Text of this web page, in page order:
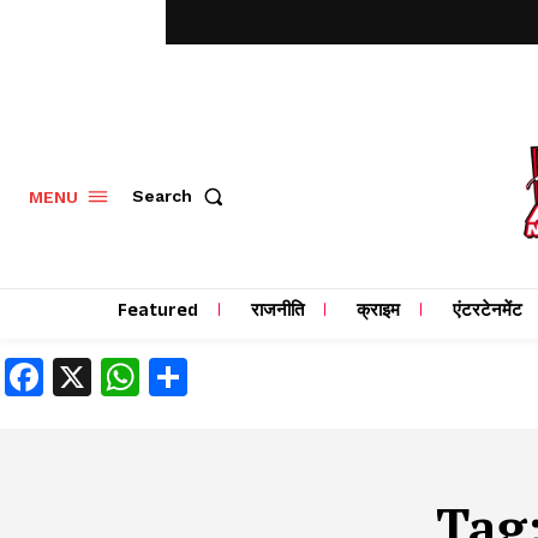
MENU Search
Featured राजनीति क्राइम एंटरटेनमेंट
Facebook
X WhatsApp